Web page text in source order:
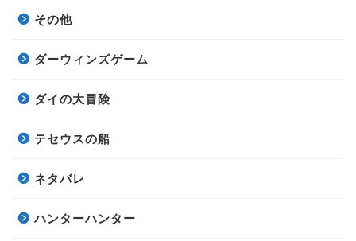
その他
ダーウィンズゲーム
ダイの大冒険
テセウスの船
ネタバレ
ハンターハンター